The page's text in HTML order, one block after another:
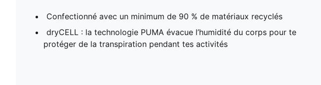
Confectionné avec un minimum de 90 % de matériaux recyclés
dryCELL : la technologie PUMA évacue l’humidité du corps pour te
protéger de la transpiration pendant tes activités